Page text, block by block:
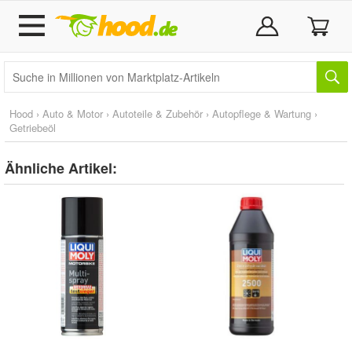
Hood › Auto & Motor › Autoteile & Zubehör › Autopflege & Wartung ›
Getriebeöl
Ähnliche Artikel: